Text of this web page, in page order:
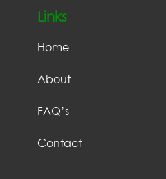
Links
Home
About
FAQ’s
Contact